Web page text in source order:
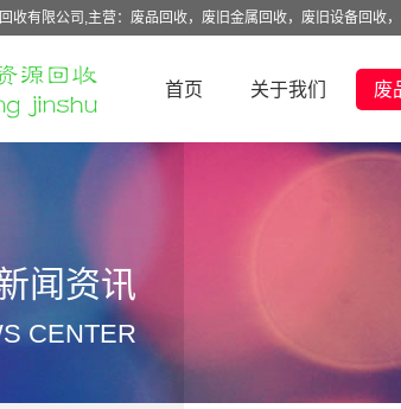
收有限公司,主营：废品回收，废旧金属回收，废旧设备回收
首页 关于我们 废
闻资讯
CENTER